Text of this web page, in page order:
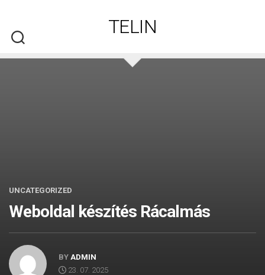
content
TELIN
UNCATEGORIZED
Weboldal készítés​ Rácalmás
BY ADMIN
23. 07. 2025